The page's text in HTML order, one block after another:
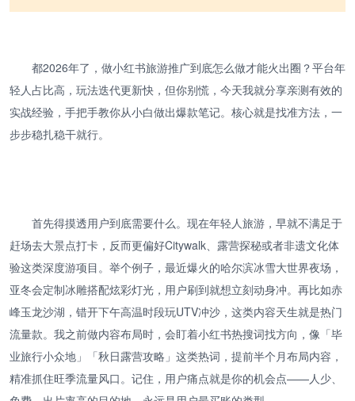
都2026年了，做小红书旅游推广到底怎么做才能火出圈？平台年
轻人占比高，玩法迭代更新快，但你别慌，今天我就分享亲测有效的
实战经验，手把手教你从小白做出爆款笔记。核心就是找准方法，一
步步稳扎稳干就行。
首先得摸透用户到底需要什么。现在年轻人旅游，早就不满足于
赶场去大景点打卡，反而更偏好Citywalk、露营探秘或者非遗文化体
验这类深度游项目。举个例子，最近爆火的哈尔滨冰雪大世界夜场，
亚冬会定制冰雕搭配炫彩灯光，用户刷到就想立刻动身冲。再比如赤
峰玉龙沙湖，错开下午高温时段玩UTV冲沙，这类内容天生就是热门
流量款。我之前做内容布局时，会盯着小红书热搜词找方向，像「毕
业旅行小众地」「秋日露营攻略」这类热词，提前半个月布局内容，
精准抓住旺季流量风口。记住，用户痛点就是你的机会点——人少、